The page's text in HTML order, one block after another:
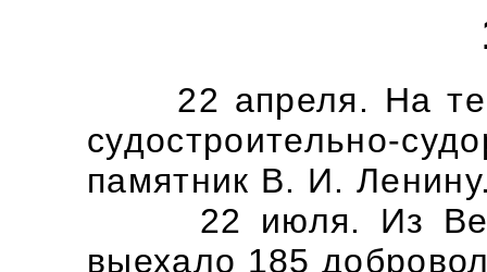
22 апреля. На
судостроительно-
памятник В. И.
22 июля. Из
выехало 185